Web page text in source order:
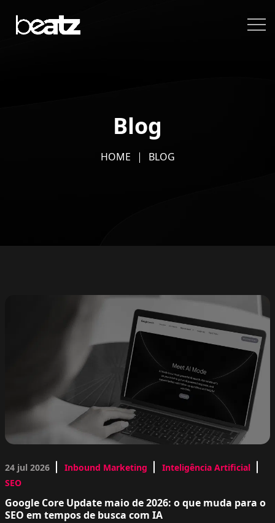
Blog
HOME BLOG
24 jul 2026 Inbound Marketing
Inteligência Artificial
SEO
Google Core Update maio de 2026: o que muda para o
SEO em tempos de busca com IA